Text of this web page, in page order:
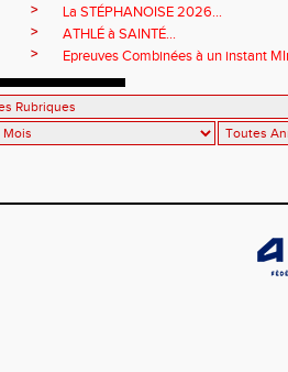
>
La STÉPHANOISE 2026...
>
ATHLÉ à SAINTÉ...
> Epreuves Combinées à un instant